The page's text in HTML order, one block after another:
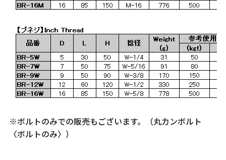
※ボルトのみでの販売もございます。（丸カンボルト
〈ボルトのみ〉）